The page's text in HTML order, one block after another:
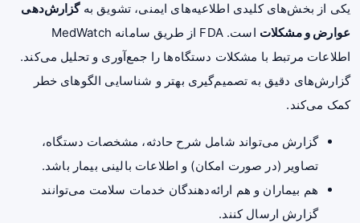
یکی از بخش‌های کلیدی اطلاعیه‌های ایمنی، تشویق بهگزارش‌دهی
عوارض و مشکلات
است. FDA از طریق سامانه MedWatch
اطلاعات مرتبط با مشکلات دستگاه‌ها را جمع‌آوری و تحلیل می‌کند.
گزارش‌های دقیق به تصمیم‌گیری بهتر و شناسایی الگوهای خطر
کمک می‌کند.
گزارش می‌تواند شامل شرح حادثه، مشخصات دستگاه،
تصاویر (در صورت امکان) و اطلاعات بالینی بیمار باشد.
هم بیماران و هم ارائه‌دهندگان خدمات سلامت می‌توانند
گزارش ارسال کنند.